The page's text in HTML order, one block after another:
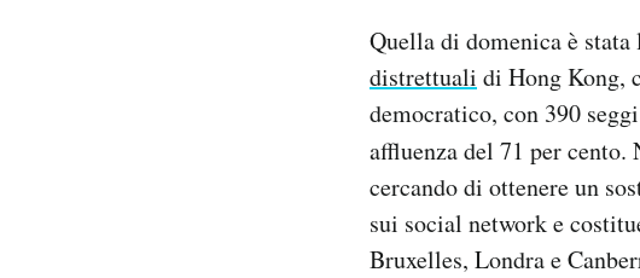
Quella di domenica è
distrettuali di Hong Kong,
democratico, con 390
affluenza del 71 per
cercando di ottenere un
sui social network e
Bruxelles, Londra e